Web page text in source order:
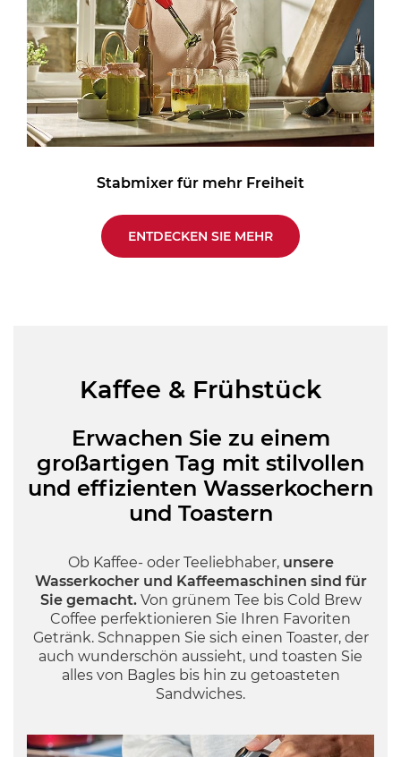
Stabmixer für mehr Freiheit
ENTDECKEN SIE MEHR
Kaffee & Frühstück
Erwachen Sie zu einem
großartigen Tag mit stilvollen
und effizienten Wasserkochern
und Toastern
Ob Kaffee- oder Teeliebhaber, unsere
Wasserkocher und Kaffeemaschinen sind für
Sie gemacht. Von grünem Tee bis Cold Brew
Coffee perfektionieren Sie Ihren Favoriten
Getränk. Schnappen Sie sich einen Toaster, der
auch wunderschön aussieht, und toasten Sie
alles von Bagles bis hin zu getoasteten
Sandwiches.